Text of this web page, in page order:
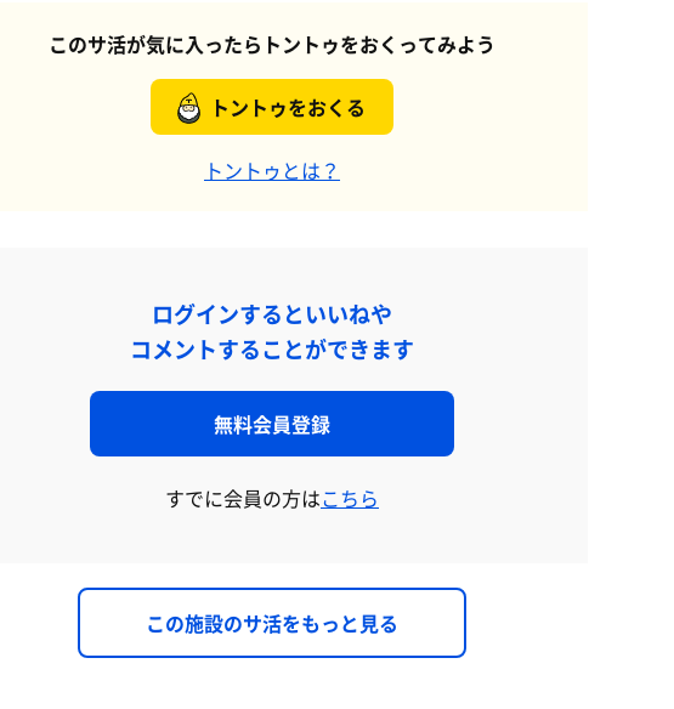
このサ活が気に入ったらトントゥをおくってみよう
トントゥをおくる
トントゥとは？
ログインするといいねや
コメントすることができます
無料会員登録
すでに会員の方はこちら
この施設のサ活をもっと見る